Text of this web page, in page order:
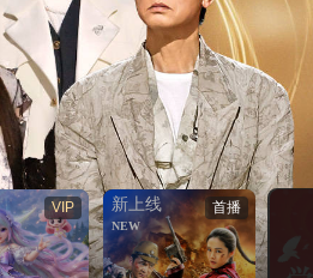
VIP 首播
新上线
NEW